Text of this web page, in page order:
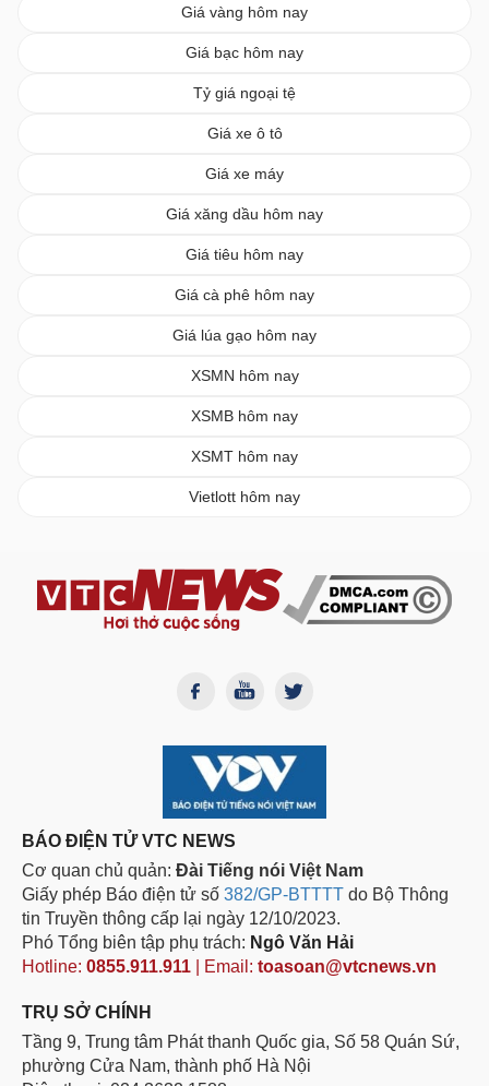
Giá vàng hôm nay
Giá bạc hôm nay
Tỷ giá ngoại tệ
Giá xe ô tô
Giá xe máy
Giá xăng dầu hôm nay
Giá tiêu hôm nay
Giá cà phê hôm nay
Giá lúa gạo hôm nay
XSMN hôm nay
XSMB hôm nay
XSMT hôm nay
Vietlott hôm nay
BÁO ĐIỆN TỬ VTC NEWS
Cơ quan chủ quản: Đài Tiếng nói Việt Nam
Giấy phép Báo điện tử số 382/GP-BTTTT do Bộ Thông
tin Truyền thông cấp lại ngày 12/10/2023.
Phó Tổng biên tập phụ trách: Ngô Văn Hải
Hotline: 0855.911.911 | Email: toasoan@vtcnews.vn
TRỤ SỞ CHÍNH
Tầng 9, Trung tâm Phát thanh Quốc gia, Số 58 Quán Sứ,
phường Cửa Nam, thành phố Hà Nội